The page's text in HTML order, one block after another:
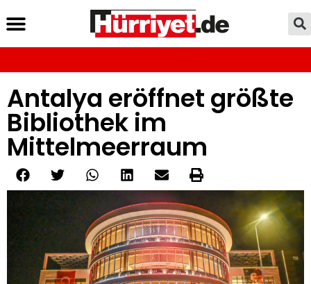
Antalya eröffnet größte
Bibliothek im
Mittelmeerraum